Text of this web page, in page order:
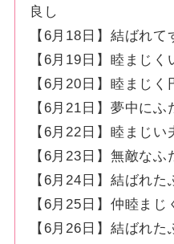
良し
【6月18日】結ばれて
【6月19日】睦まじく
【6月20日】睦まじく
【6月21日】夢中にふ
【6月22日】睦まじ
【6月23日】無敵なふ
【6月24日】結ばれ
【6月25日】仲睦まじ
【6月26日】結ばれた